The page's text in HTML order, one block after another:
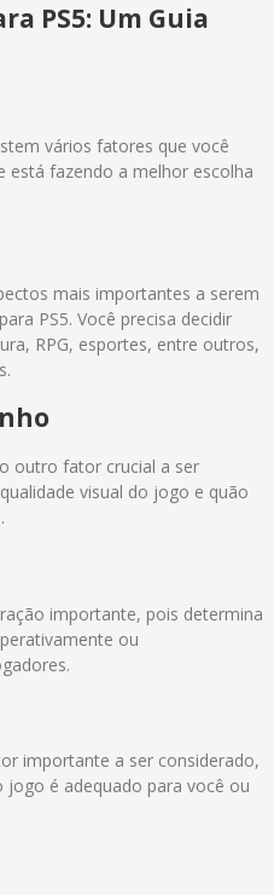
PS5: Um Guia
vários fatores que você
está fazendo a melhor escolha
mais importantes a serem
PS5. Você precisa decidir
RPG, esportes, entre outros,
outro fator crucial a ser
visual do jogo e quão
importante, pois determina
ou
importante a ser considerado,
é adequado para você ou